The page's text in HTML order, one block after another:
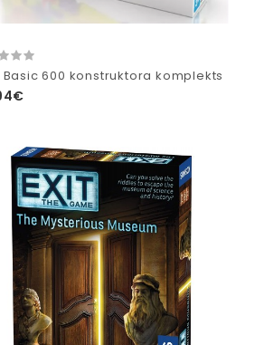
Basic 600 konstruktora komplekts